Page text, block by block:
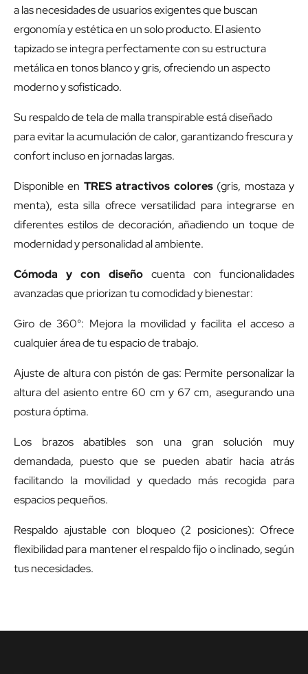
a las necesidades de usuarios exigentes que buscan
ergonomía y estética en un solo producto. El asiento
tapizado se integra perfectamente con su estructura
metálica en tonos blanco y gris, ofreciendo un aspecto
moderno y sofisticado.
Su respaldo de tela de malla transpirable está diseñado
para evitar la acumulación de calor, garantizando frescura y
confort incluso en jornadas largas.
Disponible en TRES atractivos colores(gris, mostaza y
menta), esta silla ofrece versatilidad para integrarse en
diferentes estilos de decoración, añadiendo un toque de
modernidad y personalidad al ambiente.
Cómoda y con diseño cuenta con funcionalidades
avanzadas que priorizan tu comodidad y bienestar:
Giro de 360°: Mejora la movilidad y facilita el acceso a
cualquier área de tu espacio de trabajo.
Ajuste de altura con pistón de gas: Permite personalizar la
altura del asiento entre 60 cm y 67 cm, asegurando una
postura óptima.
Los brazos abatibles son una gran solución muy
demandada, puesto que se pueden abatir hacia atrás
facilitando la movilidad y quedado más recogida para
espacios pequeños.
Respaldo ajustable con bloqueo (2 posiciones): Ofrece
flexibilidad para mantener el respaldo fijo o inclinado, según
tus necesidades.